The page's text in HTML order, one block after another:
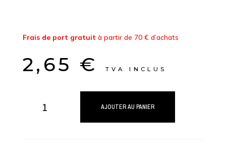
Frais de port gratuit à partir de 70 € d’achats
2,65 € TVA INCLUS
AJOUTER AU PANIER